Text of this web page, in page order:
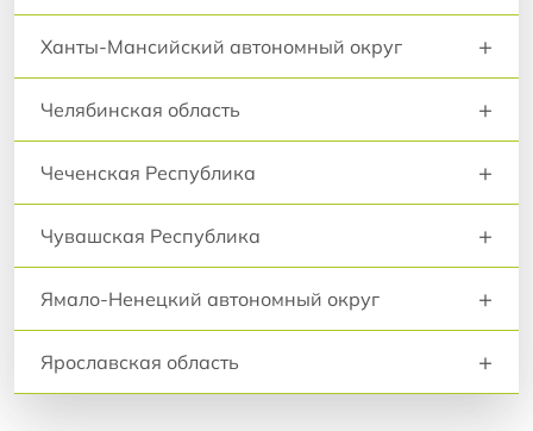
Ханты-Мансийский автономный округ +
Челябинская область +
Чеченская Республика +
Чувашская Республика +
Ямало-Ненецкий автономный округ +
Ярославская область +